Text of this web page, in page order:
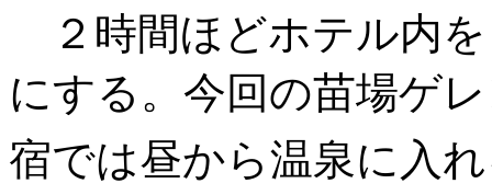
２時間ほどホテル内
にする。今回の苗場ゲ
宿では昼から温泉に入